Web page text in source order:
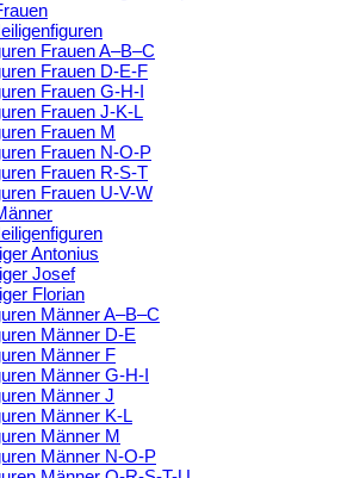
Frauen A–B–C
Frauen D-E-F
Frauen G-H-I
Frauen J-K-L
Frauen M
Frauen N-O-P
Frauen R-S-T
Frauen U-V-W
Antonius
Josef
Florian
Männer A–B–C
Männer D-E
Männer F
Männer G-H-I
Männer J
Männer K-L
Männer M
Männer N-O-P